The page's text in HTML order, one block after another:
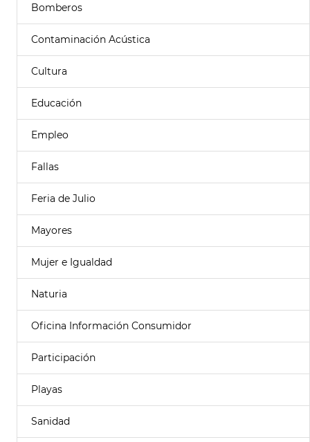
Bomberos
Contaminación Acústica
Cultura
Educación
Empleo
Fallas
Feria de Julio
Mayores
Mujer e Igualdad
Naturia
Oficina Información Consumidor
Participación
Playas
Sanidad